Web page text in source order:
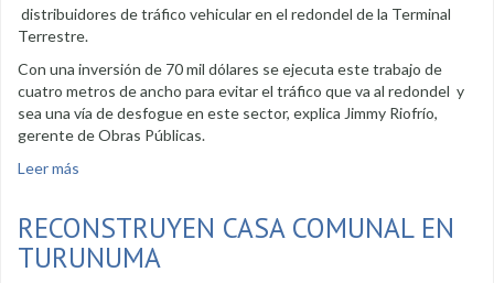
distribuidores de tráfico vehicular en el redondel de la Terminal
Terrestre.
Con una inversión de 70 mil dólares se ejecuta este trabajo de
cuatro metros de ancho para evitar el tráfico que va al redondel y
sea una vía de desfogue en este sector, explica Jimmy Riofrío,
gerente de Obras Públicas.
Leer más
RECONSTRUYEN CASA COMUNAL EN
TURUNUMA